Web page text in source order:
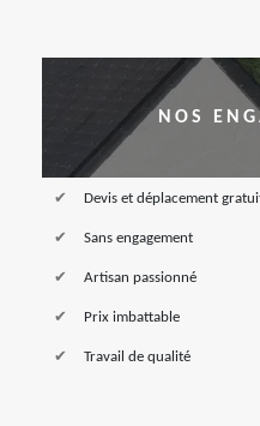
NOS
Devis et déplacement
Sans engagement
Artisan passionné
Prix imbattable
Travail de qualité